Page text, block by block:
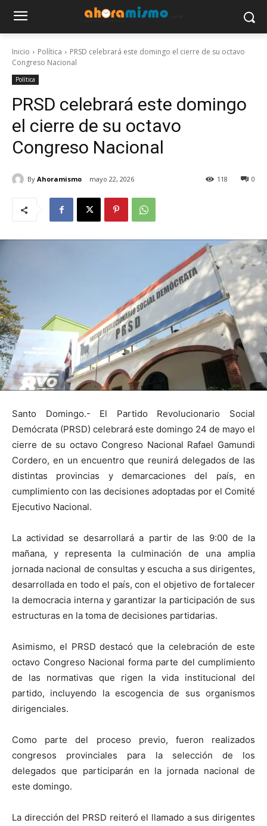
Inicio Política
PRSD celebrará este domingo el cierre de su octavo
Congreso Nacional
Política
PRSD celebrará este domingo
el cierre de su octavo
Congreso Nacional
By Ahoramismo mayo 22, 2026 0
118
Santo Domingo.- El Partido Revolucionario Social
Demócrata (PRSD) celebrará este domingo 24 de mayo el
cierre de su octavo Congreso Nacional Rafael Gamundi
Cordero, en un encuentro que reunirá delegados de las
distintas provincias y demarcaciones del país, en
cumplimiento con las decisiones adoptadas por el Comité
Ejecutivo Nacional.
La actividad se desarrollará a partir de las 9:00 de la
mañana, y representa la culminación de una amplia
jornada nacional de consultas y escucha a sus dirigentes,
desarrollada en todo el país, con el objetivo de fortalecer
la democracia interna y garantizar la participación de sus
estructuras en la toma de decisiones partidarias.
Asimismo, el PRSD destacó que la celebración de este
octavo Congreso Nacional forma parte del cumplimiento
de las normativas que rigen la vida institucional del
partido, incluyendo la escogencia de sus organismos
dirigenciales.
Como parte del proceso previo, fueron realizados
congresos provinciales para la selección de los
delegados que participarán en la jornada nacional de
este domingo.
La dirección del PRSD reiteró el llamado a sus dirigentes